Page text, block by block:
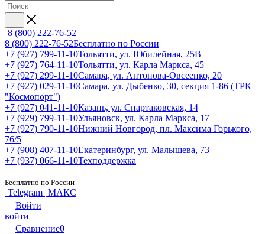
8 (800) 222-76-52
8 (800) 222-76-52Бесплатно по России
+7 (927) 799-11-10Тольятти, ул. Юбилейная, 25В
+7 (927) 764-11-10Тольятти, ул. Карла Маркса, 45
+7 (927) 299-11-10Самара, ул. Антонова-Овсеенко, 20
+7 (927) 029-11-10Самара, ул. Дыбенко, 30, секция 1-86 (ТРК
"Космопорт")
+7 (927) 041-11-10Казань, ул. Спартаковская, 14
+7 (929) 799-11-10Ульяновск, ул. Карла Маркса, 17
+7 (927) 790-11-10Нижний Новгород, пл. Максима Горького,
76/5
+7 (908) 407-11-10Екатеринбург, ул. Малышева, 73
+7 (937) 066-11-10Техподдержка
Бесплатно по России
Telegram МАКС
Войти
войти
Сравнение0